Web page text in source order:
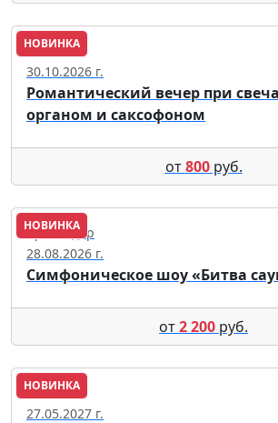
НОВИНКА
Москва
30.10.2026 г.
Романтический вечер при
органом и саксофоном
от800руб.
НОВИНКА
Краснодар
28.08.2026 г.
Симфоническое шоу «Битва
от2 200 руб.
НОВИНКА
Москва
27.05.2027 г.